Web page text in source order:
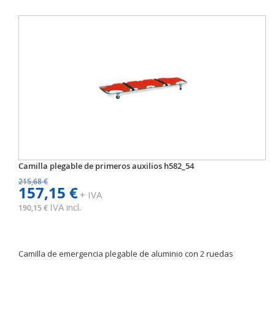
Camilla plegable de primeros auxilios h582_54
215,68 €
157,15 €+ IVA
190,15 € IVA incl.
Camilla de emergencia plegable de aluminio con 2 ruedas